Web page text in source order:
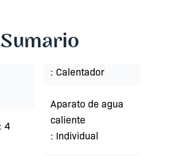
Sumario
4
Calentador
Aparato de agua
caliente
Individual